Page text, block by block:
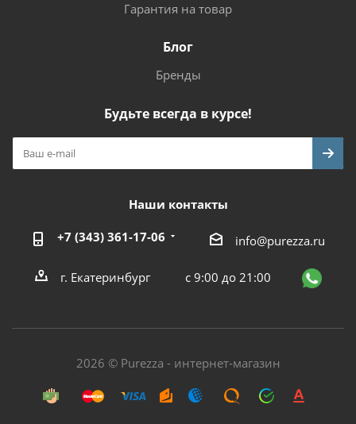
Гарантия на товар
Блог
Бренды
Будьте всегда в курсе!
Наши контакты
+7 (343) 361-17-06 info@purezza.ru
г. Екатеринбург с 9:00 до 21:00
2026 © Purezza - интернет-магазин